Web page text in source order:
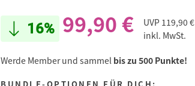
16% 99,90 € UVP 119,90 €
inkl. MwSt.
Werde Member und sammel bis zu 500 Punkte!